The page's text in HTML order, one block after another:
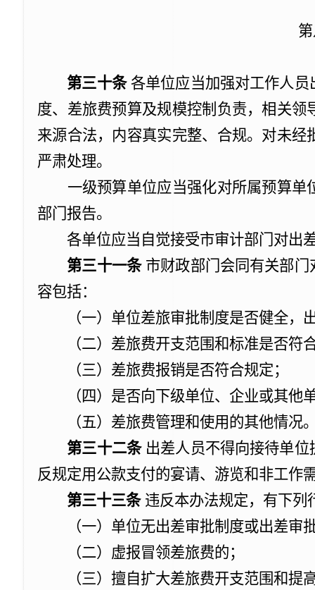
第三十条 各单位应当加强对工作人
度、差旅费预算及规模控制负责，相关
来源合法，内容真实完整、合规。对未
严肃处理。
一级预算单位应当强化对所属预算单
部门报告。
各单位应当自觉接受市审计部门对出
第三十一条 市财政部门会同有关部
容包括：
（一）单位差旅审批制度是否健全，
（二）差旅费开支范围和标准是否符
（三）差旅费报销是否符合规定；
（四）是否向下级单位、企业或其他
（五）差旅费管理和使用的其他情况
第三十二条 出差人员不得向接待单
反规定用公款支付的宴请、游览和非工作
第三十三条 违反本办法规定，有下列
（一）单位无出差审批制度或出差审
（二）虚报冒领差旅费的；
（三）擅自扩大差旅费开支范围和提